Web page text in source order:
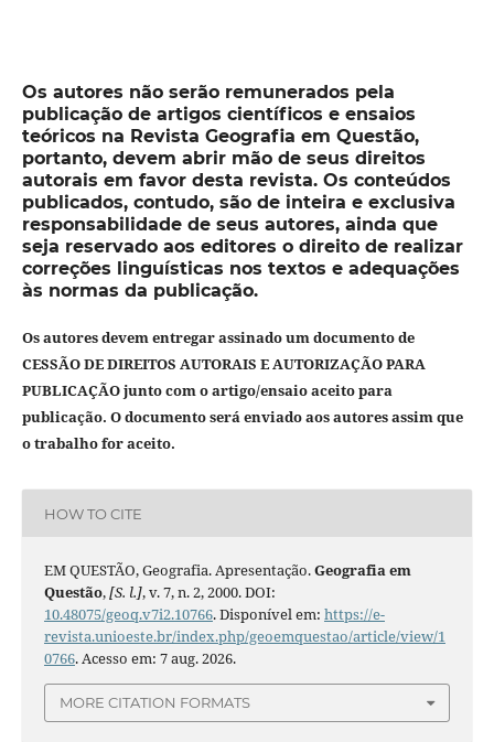
Os autores não serão remunerados pela
publicação de artigos científicos e ensaios
teóricos na Revista Geografia em Questão,
portanto, devem abrir mão de seus direitos
autorais em favor desta revista. Os conteúdos
publicados, contudo, são de inteira e exclusiva
responsabilidade de seus autores, ainda que
seja reservado aos editores o direito de realizar
correções linguísticas nos textos e adequações
às normas da publicação.
Os autores devem entregar assinado um documento de
CESSÃO DE DIREITOS AUTORAIS E AUTORIZAÇÃO PARA
PUBLICAÇÃO junto com o artigo/ensaio aceito para
publicação. O documento será enviado aos autores assim que
o trabalho for aceito.
HOW TO CITE
EM QUESTÃO, Geografia. Apresentação.Geografia em
Questão,[S. l.], v. 7, n. 2, 2000. DOI:
10.48075/geoq.v7i2.10766. Disponível em: https://e-
revista.unioeste.br/index.php/geoemquestao/article/view/1
0766. Acesso em: 7 aug. 2026.
MORE CITATION FORMATS